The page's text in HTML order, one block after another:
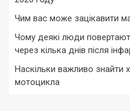
Чим вас може зацікавити
Чому деякі люди
через кілька днів після
Наскільки важливо знайти
мотоцикла